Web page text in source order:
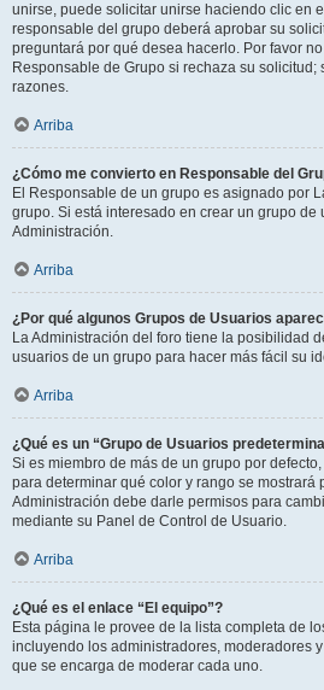
unirse, puede solicitar unirse haciendo clic en
responsable del grupo deberá aprobar su
preguntará por qué desea hacerlo. Por favor
Responsable de Grupo si rechaza su solicitud;
razones.
Arriba
¿Cómo me convierto en Responsable del
El Responsable de un grupo es asignado por
grupo. Si está interesado en crear un grupo de
Administración.
Arriba
¿Por qué algunos Grupos de Usuarios
La Administración del foro tiene la posibilidad
usuarios de un grupo para hacer más fácil su
Arriba
¿Qué es un “Grupo de Usuarios
Si es miembro de más de un grupo por
para determinar qué color y rango se mostrará
Administración debe darle permisos para
mediante su Panel de Control de Usuario.
Arriba
¿Qué es el enlace “El equipo”?
Esta página le provee de la lista completa de
incluyendo los administradores, moderadores
que se encarga de moderar cada uno.